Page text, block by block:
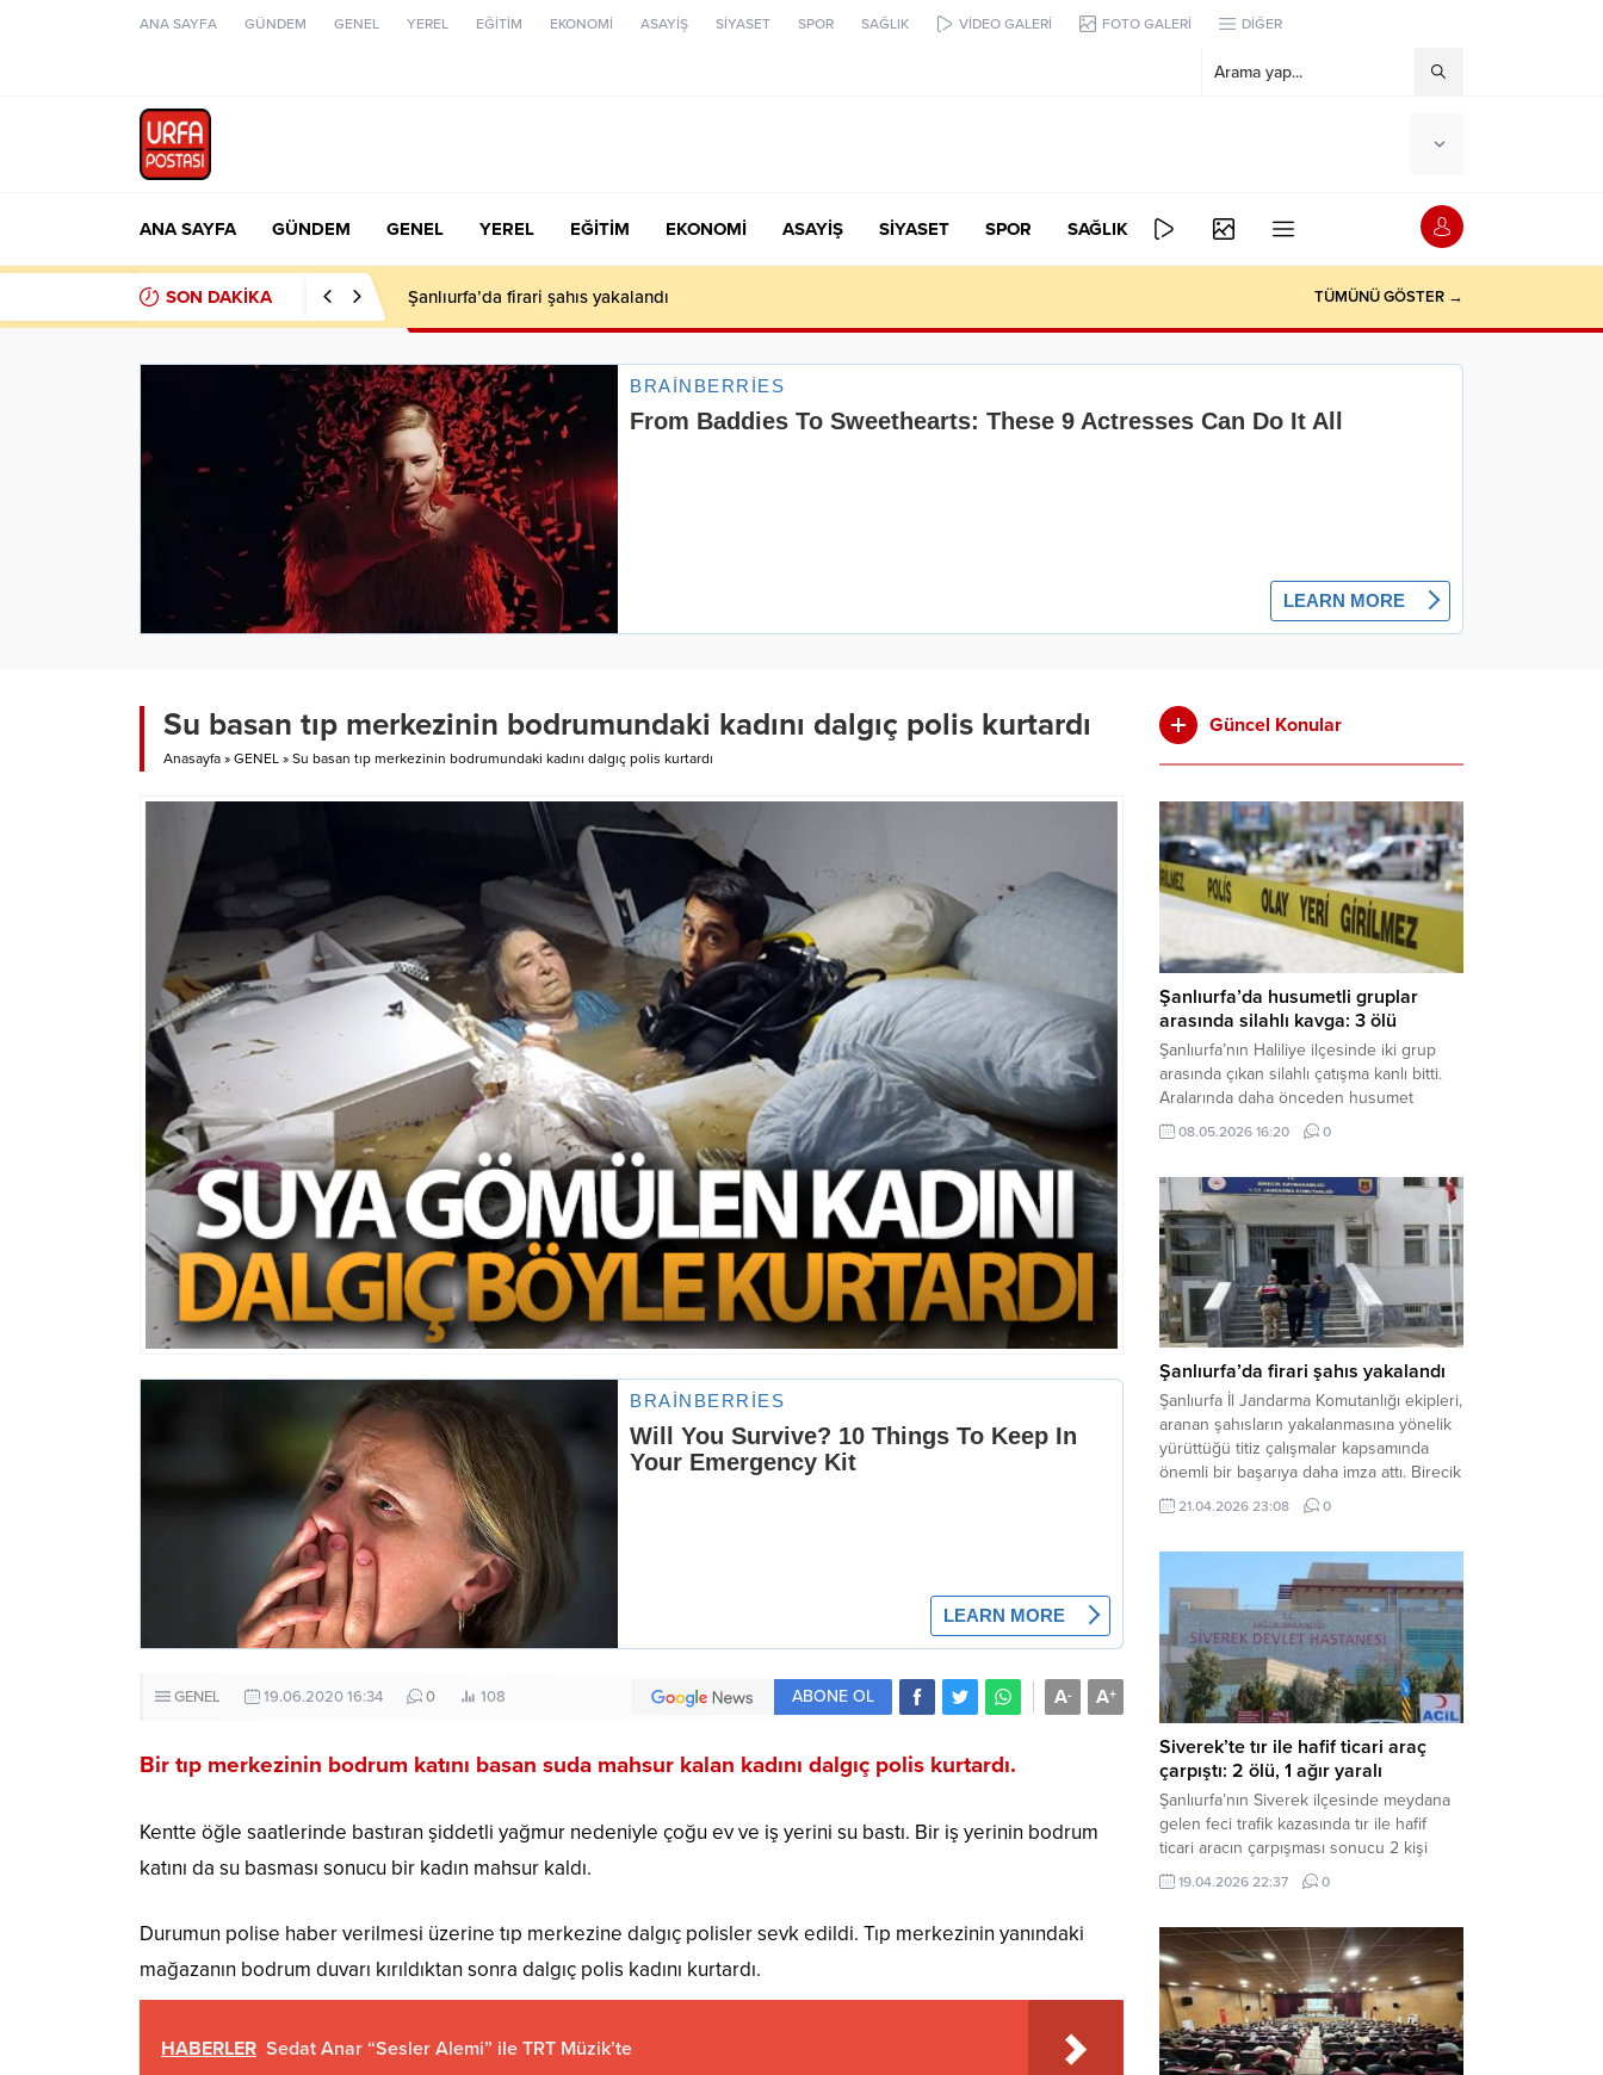
ANA SAYFA GÜNDEM GENEL YEREL EĞİTİM EKONOMİ ASAYİŞ SİYASET SPOR SAĞLIK VİDEO GALERİ FOTO GALERİ DİĞER
ANA SAYFA GÜNDEM GENEL YEREL EĞİTİM EKONOMİ ASAYİŞ SİYASET SPOR SAĞLIK
SON DAKİKA Şanlıurfa’da firari şahıs yakalandı TÜMÜNÜ GÖSTER →
Su basan tıp merkezinin bodrumundaki kadını dalgıç polis kurtardı
Anasayfa » GENEL » Su basan tıp merkezinin bodrumundaki kadını dalgıç polis kurtardı
GENEL 19.06.2020 16:34 0 108 A+
A-
ABONE OL
Bir tıp merkezinin bodrum katını basan suda mahsur kalan kadını dalgıç polis kurtardı.
Kentte öğle saatlerinde bastıran şiddetli yağmur nedeniyle çoğu ev ve iş yerini su bastı. Bir iş yerinin bodrum
katını da su basması sonucu bir kadın mahsur kaldı.
Durumun polise haber verilmesi üzerine tıp merkezine dalgıç polisler sevk edildi. Tıp merkezinin yanındaki
mağazanın bodrum duvarı kırıldıktan sonra dalgıç polis kadını kurtardı.
HABERLER Sedat Anar “Sesler Alemi” ile TRT Müzik’te
Güncel Konular
Şanlıurfa’da husumetli gruplar
arasında silahlı kavga: 3 ölü
Şanlıurfa’nın Haliliye ilçesinde iki grup
arasında çıkan silahlı çatışma kanlı bitti.
Aralarında daha önceden husumet
olduğu öğrenilen tarafların kavgası
neticesinde 3 kişi olay yerinde yaşamını
ilçesine bağlı kırsal Konaç Mahallesi’nde
meydana geldi. Edinilen bilgilere göre,
aralarında husumet bulunan iki grup
arasında henüz belirlenemeyen bir...
08.05.2026 16:20 0
Şanlıurfa’da firari şahıs yakalandı
Şanlıurfa İl Jandarma Komutanlığı ekipleri,
aranan şahısların yakalanmasına yönelik
yürüttüğü titiz çalışmalar kapsamında
önemli bir başarıya daha imza attı. Birecik
ilçesinde düzenlenen operasyonla,
hakkında kesinleşmiş hapis cezası
teslim edildi. Haber Merkezi – Şanlıurfa
Valiliği İl Basın ve Halkla İlişkiler
Müdürlüğü tarafından yapılan açıklamaya
göre; İl...
21.04.2026 23:08 0
Siverek’te tır ile hafif ticari araç
çarpıştı: 2 ölü, 1 ağır yaralı
Şanlıurfa’nın Siverek ilçesinde meydana
gelen feci trafik kazasında tır ile hafif
ticari aracın çarpışması sonucu 2 kişi
yaşamını yitirdi, 1 kişi ise ağır yaralandı.
Haber Merkezi – Siverek-Adıyaman kara
çarpışması sonucu meydana gelen
kazada can pazarı yaşandı. Kafa Kafaya
Çarpıştılar Edinilen bilgilere göre,
Hüseyin Çelik (29)...
19.04.2026 22:37 0